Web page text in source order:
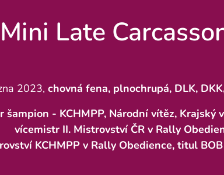
Late
2023, chovná fena, plnochrupá, DLK,
šampion - KCHMPP, Národní vítěz, Krajský
vícemistr II. Mistrovství ČR v Rally
KCHMPP v Rally Obedience, titul